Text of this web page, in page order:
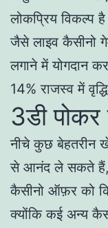
लोकप्रिय विकल्प
जैसे लाइव कैसीनो
लगाने में योगदान
14% राजस्व में
3डी पोकर
नीचे कुछ बेहतरीन
से आनंद ले सकते
कैसीनो ऑफ़र को
क्योंकि कई अन्य